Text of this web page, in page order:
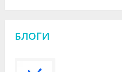
БЛОГИ